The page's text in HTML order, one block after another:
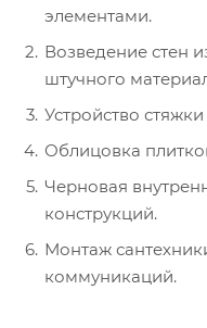
элементами.
Возведение стен
штучного
Устройство
Облицовка
Черновая
конструкций.
Монтаж
коммуникаций.